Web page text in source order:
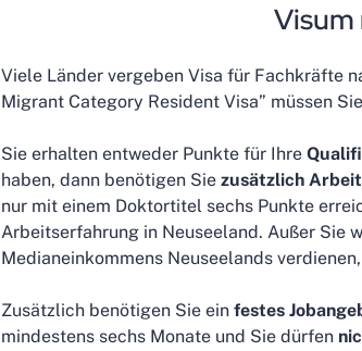
Viele Länder vergeben Visa für Fachkräfte
Migrant Category Resident Visa” müssen Sie
Sie erhalten entweder Punkte für Ihre
haben, dann benötigen Sie zusätzlich
nur mit einem Doktortitel sechs Punkte
Arbeitserfahrung in Neuseeland. Außer Sie
Medianeinkommens Neuseelands
Zusätzlich benötigen Sie ein festes
mindestens sechs Monate und Sie dürfen